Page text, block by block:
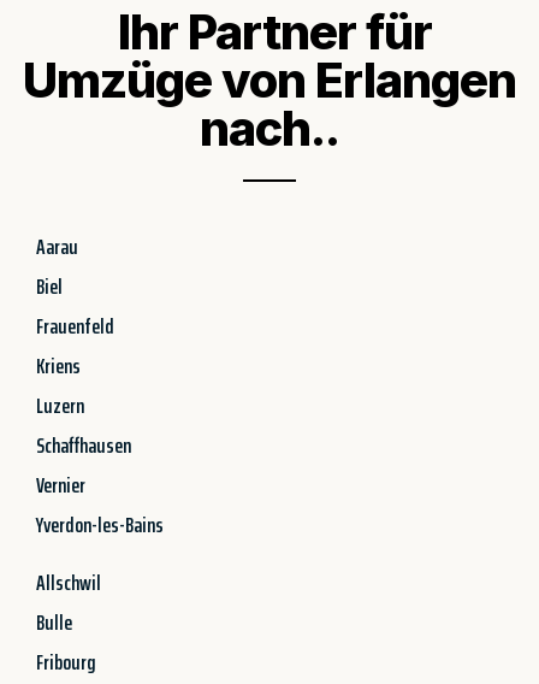
Ihr Partner für
Umzüge von Erlangen
nach..
Aarau
Biel
Frauenfeld
Kriens
Luzern
Schaffhausen
Vernier
Yverdon-les-Bains
Allschwil
Bulle
Fribourg